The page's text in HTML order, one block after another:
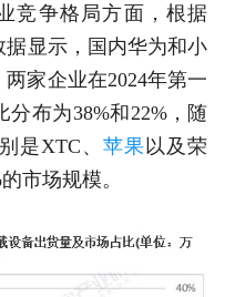
竞争格局方面，根据
据显示，国内华为和小
家企业在2024年第一
布为38%和22%，随
是XTC、苹果 以及荣
市场规模。